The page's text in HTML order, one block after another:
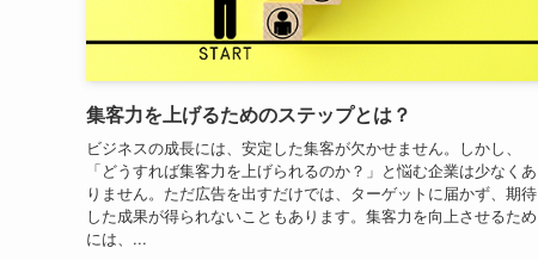
集客力を上げるためのステップとは？
ビジネスの成長には、安定した集客が欠かせません。しかし、
「どうすれば集客力を上げられるのか？」と悩む企業は少なくあ
りません。ただ広告を出すだけでは、ターゲットに届かず、期待
した成果が得られないこともあります。集客力を向上させるため
には、...